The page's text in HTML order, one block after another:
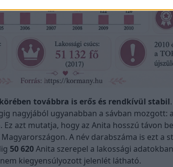
továbbra is erős és rendkívül stabil
nagyjából ugyanabban a sávban mozgott: a
azt mutatja, hogy az Anita hosszú távon
A név darabszáma is ezt a
50 620Anita szerepel a lakossági
kiegyensúlyozott jelenlét látható.